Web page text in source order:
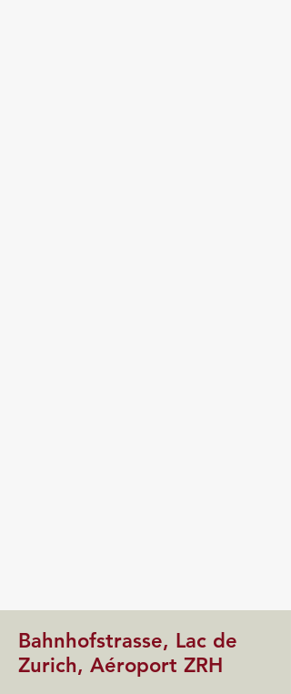
Bahnhofstrasse, Lac de
Zurich, Aéroport ZRH